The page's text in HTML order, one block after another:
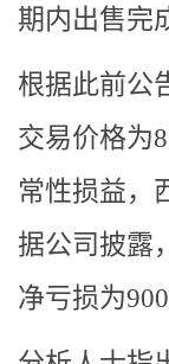
期内出售完
根据此前公
交易价格为
常性损益，
据公司披露
净亏损为900